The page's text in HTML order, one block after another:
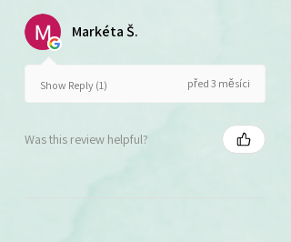
Markéta Š.
Show Reply (1) před 3 měsíci
Was this review helpful?